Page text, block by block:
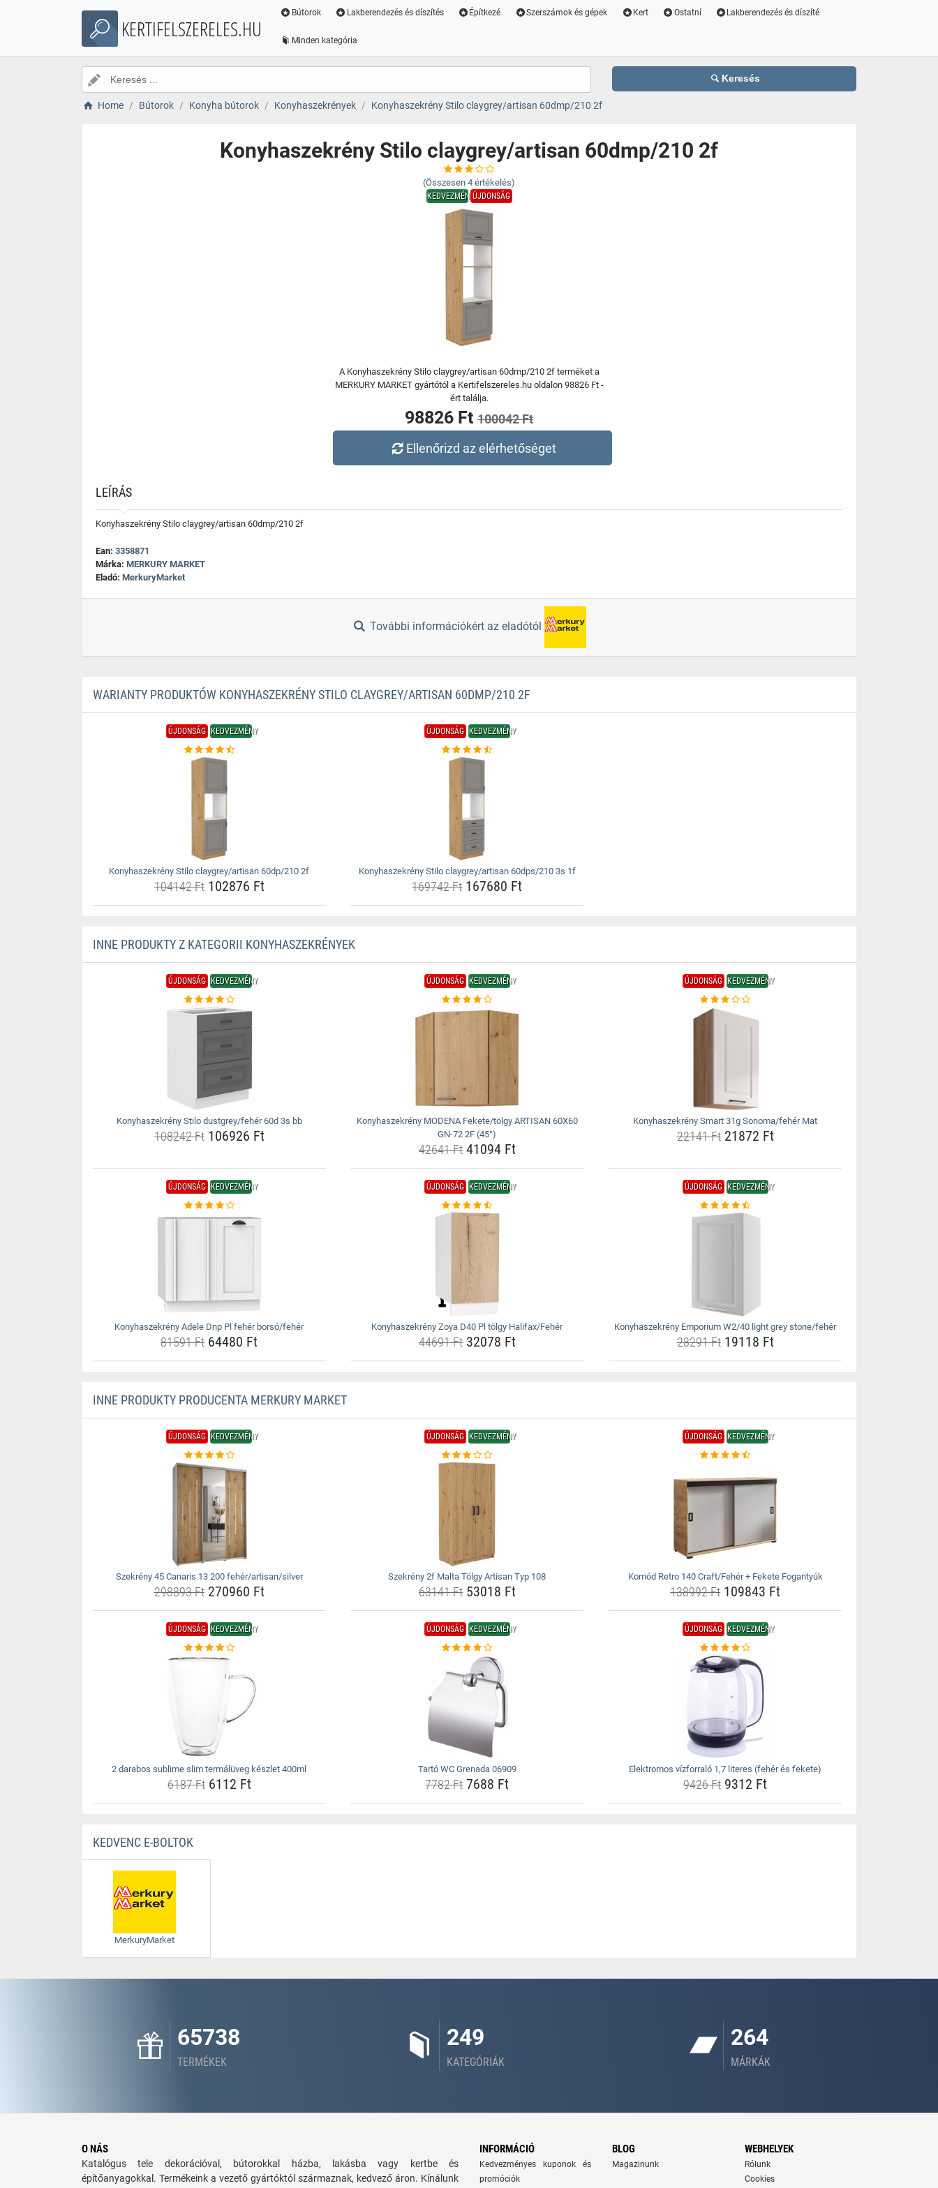
KERTIFELSZERELES.HU
Bútorok Lakberendezés és díszítés Építkezé Szerszámok és gépek Kert Ostatní Lakberendezés és díszíté
Minden kategória
Keresés
Home Bútorok Konyha bútorok Konyhaszekrények Konyhaszekrény Stilo claygrey/artisan 60dmp/210 2f
Konyhaszekrény Stilo claygrey/artisan 60dmp/210 2f
(Összesen 4 értékelés)
KEDVEZMÉNYÚJDONSÁG
A Konyhaszekrény Stilo claygrey/artisan 60dmp/210 2f terméket a
MERKURY MARKET gyártótól a Kertifelszereles.hu oldalon 98826 Ft -
ért találja.
98826 Ft 100042 Ft
Ellenőrizd az elérhetőséget
LEÍRÁS
Konyhaszekrény Stilo claygrey/artisan 60dmp/210 2f
Ean: 3358871
Márka: MERKURY MARKET
Eladó: MerkuryMarket
További információkért az eladótól
WARIANTY PRODUKTÓW KONYHASZEKRÉNY STILO CLAYGREY/ARTISAN 60DMP/210 2F
ÚJDONSÁG KEDVEZMÉNY
Konyhaszekrény Stilo claygrey/artisan 60dp/210 2f
104142 Ft102876 Ft
ÚJDONSÁG KEDVEZMÉNY
Konyhaszekrény Stilo claygrey/artisan 60dps/210 3s 1f
169742 Ft167680 Ft
INNE PRODUKTY Z KATEGORII KONYHASZEKRÉNYEK
ÚJDONSÁG KEDVEZMÉNY
Konyhaszekrény Stilo dustgrey/fehér 60d 3s bb
108242 Ft106926 Ft
ÚJDONSÁG KEDVEZMÉNY
Konyhaszekrény MODENA Fekete/tölgy ARTISAN 60X60
GN-72 2F (45°)
42641 Ft41094 Ft
ÚJDONSÁG KEDVEZMÉNY
Konyhaszekrény Smart 31g Sonoma/fehér Mat
22141 Ft21872 Ft
ÚJDONSÁG KEDVEZMÉNY
Konyhaszekrény Adele Dnp Pl fehér borsó/fehér
81591 Ft64480 Ft
ÚJDONSÁG KEDVEZMÉNY
Konyhaszekrény Zoya D40 Pl tölgy Halifax/Fehér
44691 Ft32078 Ft
ÚJDONSÁG KEDVEZMÉNY
Konyhaszekrény Emporium W2/40 light grey stone/fehér
28291 Ft19118 Ft
INNE PRODUKTY PRODUCENTA MERKURY MARKET
ÚJDONSÁG KEDVEZMÉNY
Szekrény 45 Canaris 13 200 fehér/artisan/silver
298893 Ft270960 Ft
ÚJDONSÁG KEDVEZMÉNY
Szekrény 2f Malta Tölgy Artisan Typ 108
63141 Ft53018 Ft
ÚJDONSÁG KEDVEZMÉNY
Komód Retro 140 Craft/Fehér + Fekete Fogantyúk
138992 Ft 109843 Ft
ÚJDONSÁG KEDVEZMÉNY
2 darabos sublime slim termálüveg készlet 400ml
6187 Ft6112 Ft
ÚJDONSÁG KEDVEZMÉNY
Tartó WC Grenada 06909
7782 Ft7688 Ft
ÚJDONSÁG KEDVEZMÉNY
Elektromos vízforraló 1,7 literes (fehér és fekete)
9426 Ft 9312 Ft
KEDVENC E-BOLTOK
MerkuryMarket
65738
TERMÉKEK
249
KATEGÓRIÁK
264
MÁRKÁK
O NÁS
Katalógus tele dekorációval, bútorokkal házba, lakásba vagy kertbe és
építőanyagokkal. Termékeink a vezető gyártóktól származnak, kedvező áron. Kínálunk
INFORMÁCIÓ
Kedvezményes kuponok és
promóciók
BLOG
Magazinunk
WEBHELYEK
Rólunk
Cookies